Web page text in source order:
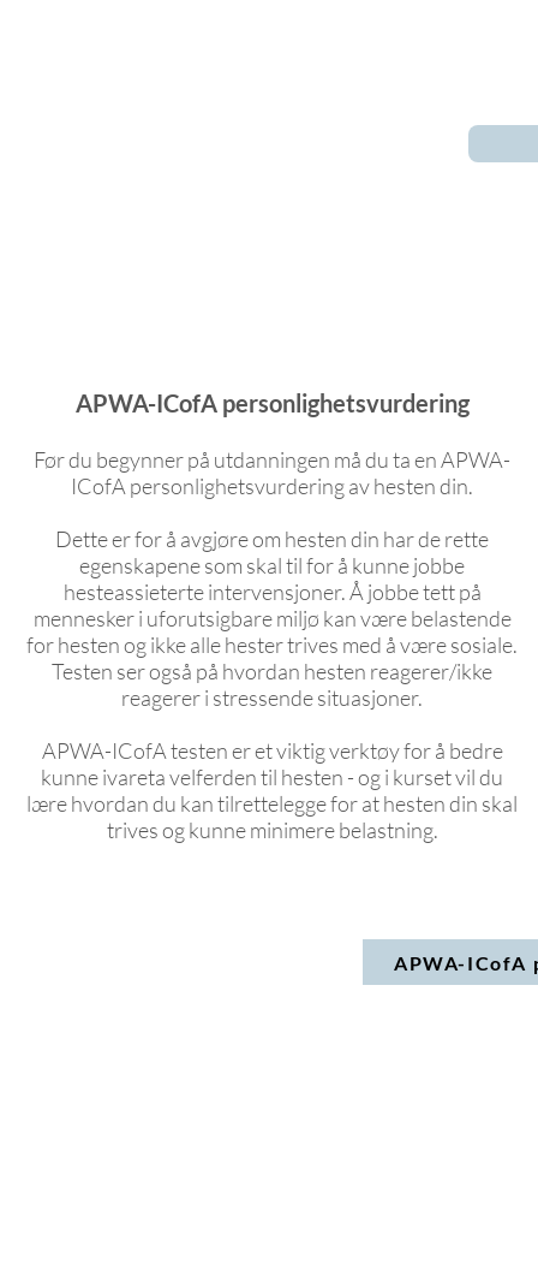
APWA-ICofA personlighetsvurdering
Før du begynner på utdanningen må du ta en APWA-
ICofA personlighetsvurdering av hesten din.
Dette er for å avgjøre om hesten din har de rette
egenskapene som skal til for å kunne jobbe
hesteassieterte intervensjoner. Å jobbe tett på
mennesker i uforutsigbare miljø kan være belastende
for hesten og ikke alle hester trives med å være sosiale.
Testen ser også på hvordan hesten reagerer/ikke
reagerer i stressende situasjoner.
APWA-ICofA testen er et viktig verktøy for å bedre
kunne ivareta velferden til hesten - og i kurset vil du
lære hvordan du kan tilrettelegge for at hesten din skal
trives og kunne minimere belastning.
APWA-